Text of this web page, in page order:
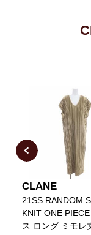
CLANE
21SS RANDOM
KNIT ONE
ス ロング ミモレ